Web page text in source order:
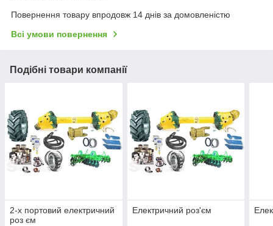
Повернення товару впродовж 14 днів за домовленістю
Всі умови повернення
Подібні товари компанії
2-х портовий електричний
роз єм
Електричний роз'єм